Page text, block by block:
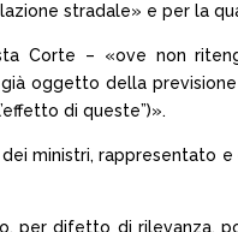
stradale» e per la
Corte – «ove non
oggetto della
di queste”)».
ministri, rappresentato
per difetto di